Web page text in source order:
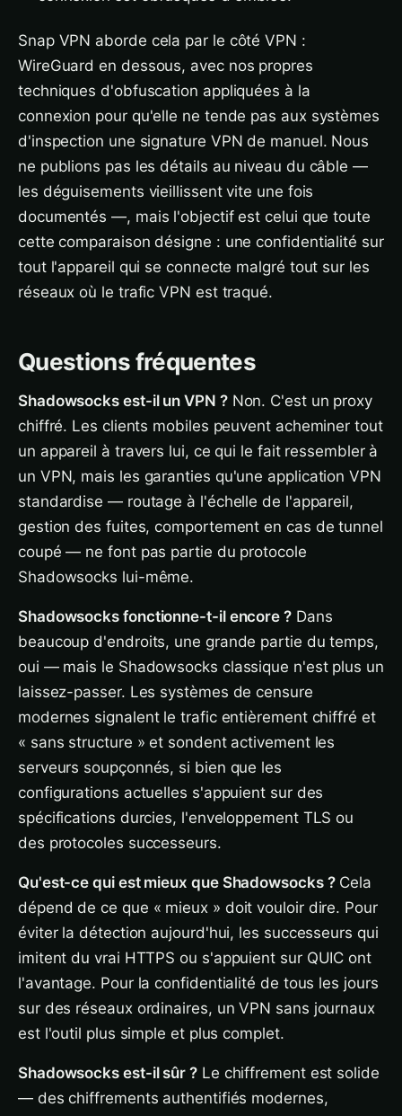
Snap VPN aborde cela par le côté VPN :
WireGuard en dessous, avec nos propres
techniques d'obfuscation appliquées à la
connexion pour qu'elle ne tende pas aux systèmes
d'inspection une signature VPN de manuel. Nous
ne publions pas les détails au niveau du câble —
les déguisements vieillissent vite une fois
documentés —, mais l'objectif est celui que toute
cette comparaison désigne : une confidentialité sur
tout l'appareil qui se connecte malgré tout sur les
réseaux où le trafic VPN est traqué.
Questions fréquentes
Shadowsocks est-il un VPN ?Non. C'est un proxy
chiffré. Les clients mobiles peuvent acheminer tout
un appareil à travers lui, ce qui le fait ressembler à
un VPN, mais les garanties qu'une application VPN
standardise — routage à l'échelle de l'appareil,
gestion des fuites, comportement en cas de tunnel
coupé — ne font pas partie du protocole
Shadowsocks lui-même.
Shadowsocks fonctionne-t-il encore ?Dans
beaucoup d'endroits, une grande partie du temps,
oui — mais le Shadowsocks classique n'est plus un
laissez-passer. Les systèmes de censure
modernes signalent le trafic entièrement chiffré et
« sans structure » et sondent activement les
serveurs soupçonnés, si bien que les
configurations actuelles s'appuient sur des
spécifications durcies, l'enveloppement TLS ou
des protocoles successeurs.
Qu'est-ce qui est mieux que Shadowsocks ?Cela
dépend de ce que « mieux » doit vouloir dire. Pour
éviter la détection aujourd'hui, les successeurs qui
imitent du vrai HTTPS ou s'appuient sur QUIC ont
l'avantage. Pour la confidentialité de tous les jours
sur des réseaux ordinaires, un VPN sans journaux
est l'outil plus simple et plus complet.
Shadowsocks est-il sûr ?Le chiffrement est solide
— des chiffrements authentifiés modernes,